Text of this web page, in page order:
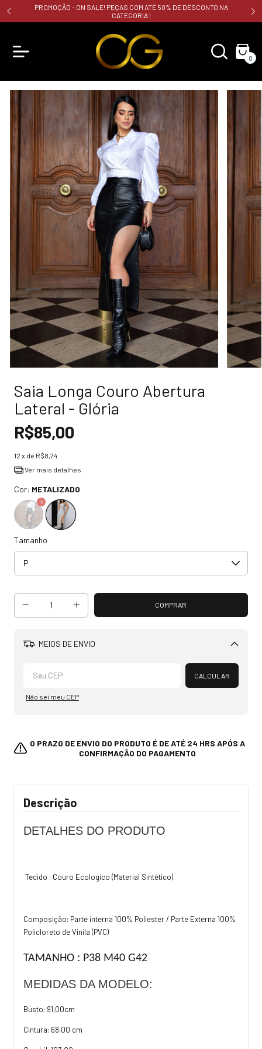
PROMOÇÃO - ON SALE! PEÇAS COM ATÉ 50% DE DESCONTO NA
CATEGORIA !
0
Saia Longa Couro Abertura
Lateral - Glória
R$85,00
12 x de R$8,74
Ver mais detalhes
Cor: METALIZADO
Tamanho
MEIOS DE ENVIO
Alterar CEP
CALCULAR
Não sei meu CEP
O PRAZO DE ENVIO DO PRODUTO É DE ATÉ 24 HRS APÓS A
CONFIRMAÇÃO DO PAGAMENTO
Descrição
DETALHES DO PRODUTO
Tecido : Couro Ecologico (Material Sintético)
Composição: Parte interna 100% Poliester / Parte Externa 100%
Policloreto de Vinila (PVC)
TAMANHO : P38 M40 G42
MEDIDAS DA MODELO:
Busto: 91,00cm
Cintura: 68,00 cm